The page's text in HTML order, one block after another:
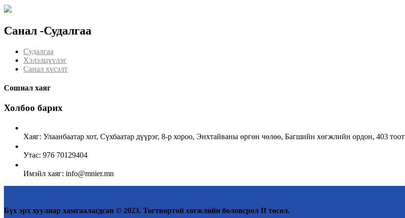
Санал -Судалгаа
Судалгаа
Хэлэлцүүлэг
Санал хүсэлт
Сошиал хаяг
Холбоо барих
Хаяг: Улаанбаатар хот, Сүхбаатар дүүрэг, 8-р хороо, Энхтайваны өргөн чөлөө, Багшийн хөгжлийн ордон, 403 тоот
Утас: 976 70129404
Имэйл хаяг: info@mnier.mn
Бүх эрх хуулиар хамгаалагдсан © 2023. Тогтвортой хөгжлийн боловсрол II төсөл.